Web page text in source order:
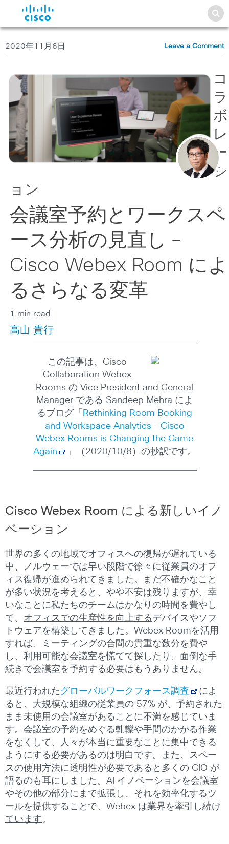
2020年11月6日 Leave a Comment
コ
ラ
ボ
レ
ー
シ
ョン
会議室予約とワークスペ
ース分析の見直し –
Cisco Webex Room によ
るさらなる変革
1 min read
高山 貴行
この記事は、Cisco
Collaboration Webex
Rooms の Vice President and General
Manager である Sandeep Mehra によ
るブログ「 Rethinking Room Booking
and Workspace Analytics – Cisco
Webex Rooms is Changing the Game
Again
」（2020/10/8）の抄訳です。
Cisco Webex Room による新しいイノ
ベーション
世界の多くの地域でオフィスへの復帰が遅れている
中、ノルウェーでは早い段階で徐々に従業員のオフ
ィス復帰が進められてきました。まだ不確かなこと
が多い状況を考えると、やや不安は残りますが、幸
いなことに私たちのチームはかなりの時間を費やし
て、 オフィスでの生産性を向上するデバイスやソフ
トウェアを構築してきました。Webex Roomを活用
すれば、ミーティングの合間の貴重な数分を費や
し、利用可能な会議室を慌てて探したり、面倒な手
続きで会議室を予約する必要はもうありません。
最近行われた グローバルワークフォース調査
によ
ると、大規模な組織の従業員の 57% が、予約された
まま未使用の会議室があることに不満を感じていま
す。会議室の予約をめぐる軋轢や手間のかかる作業
をなくして、人々が本当に重要なことに集中できる
ようにする必要があるのは明白です。また、スペー
スの使用方法に透明性が必要であると多くの CIO が
語るのも耳にしました。AI イノベーションを会議室
やその他の部分にまで拡張し、それを効率化するツ
ールを提供することで、 Webex は業界を牽引し続け
ています。